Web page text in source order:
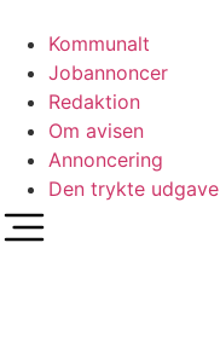
indhold
Kommunalt
Jobannoncer
Redaktion
Om avisen
Annoncering
Den trykte udgave